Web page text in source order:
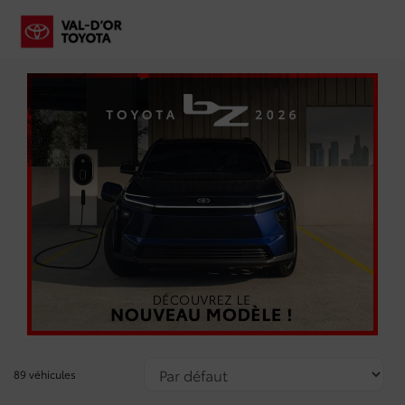
89 véhicules